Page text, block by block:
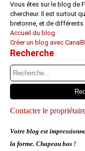
Vous êtes sur le blog de
chercheur. Il est surtout
bretonne, et de
Accueil du blog
Créer un blog avec
Recherche
Contacter le
Votre blog est
la forme. Chapeau bas !